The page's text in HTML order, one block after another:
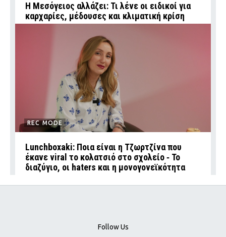
Η Μεσόγειος αλλάζει: Τι λένε οι ειδικοί για
καρχαρίες, μέδουσες και κλιματική κρίση
REC MODE
Lunchboxaki: Ποια είναι η Τζωρτζίνα που
έκανε viral το κολατσιό στο σχολείο ‑ Το
διαζύγιο, οι haters και η μονογονεϊκότητα
Follow Us